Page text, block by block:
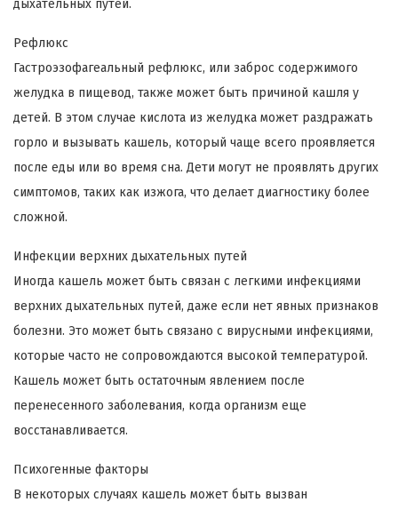
дыхательных путей.
Рефлюкс
Гастроэзофагеальный рефлюкс, или заброс содержимого
желудка в пищевод, также может быть причиной кашля у
детей. В этом случае кислота из желудка может раздражать
горло и вызывать кашель, который чаще всего проявляется
после еды или во время сна. Дети могут не проявлять других
симптомов, таких как изжога, что делает диагностику более
сложной.
Инфекции верхних дыхательных путей
Иногда кашель может быть связан с легкими инфекциями
верхних дыхательных путей, даже если нет явных признаков
болезни. Это может быть связано с вирусными инфекциями,
которые часто не сопровождаются высокой температурой.
Кашель может быть остаточным явлением после
перенесенного заболевания, когда организм еще
восстанавливается.
Психогенные факторы
В некоторых случаях кашель может быть вызван